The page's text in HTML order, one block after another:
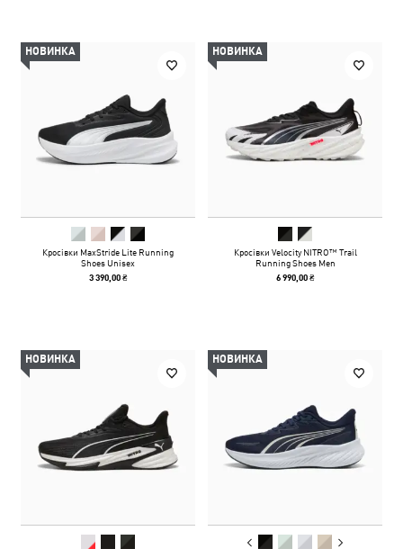
НОВИНКА
Кросівки MaxStride Lite Running
Shoes Unisex
3 390,00 ₴
НОВИНКА
Кросівки Velocity NITRO™ Trail
Running Shoes Men
6 990,00 ₴
НОВИНКА НОВИНКА